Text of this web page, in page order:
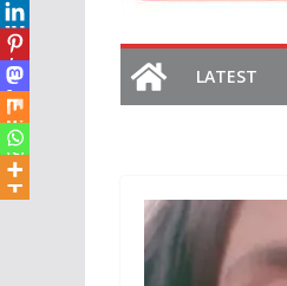
LATEST